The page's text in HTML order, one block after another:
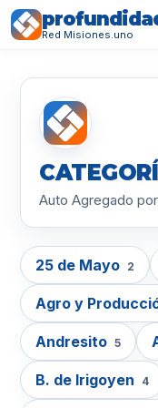
Red Misiones.uno
Auto Agregado
25 de Mayo 2
Agro y
Andresito 5
B. de Irigoyen 4